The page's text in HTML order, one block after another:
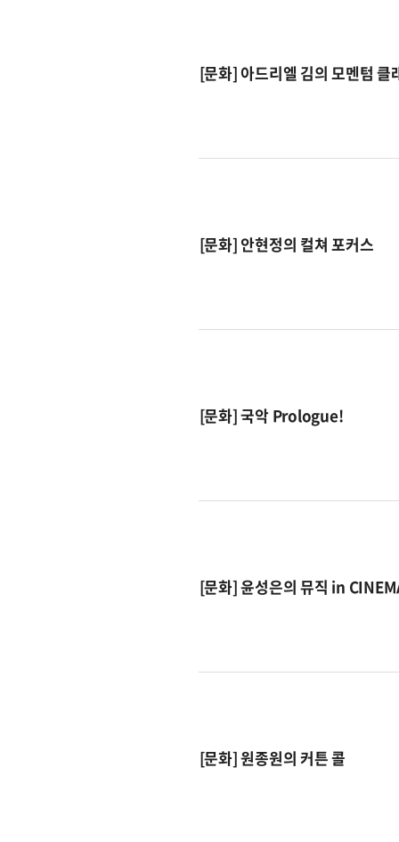
[문화] 아드리엘 김의 모멘텀 클
[문화] 안현정의 컬쳐 포커스
[문화] 국악 Prologue!
[문화] 윤성은의 뮤직 in
[문화] 원종원의 커튼 콜